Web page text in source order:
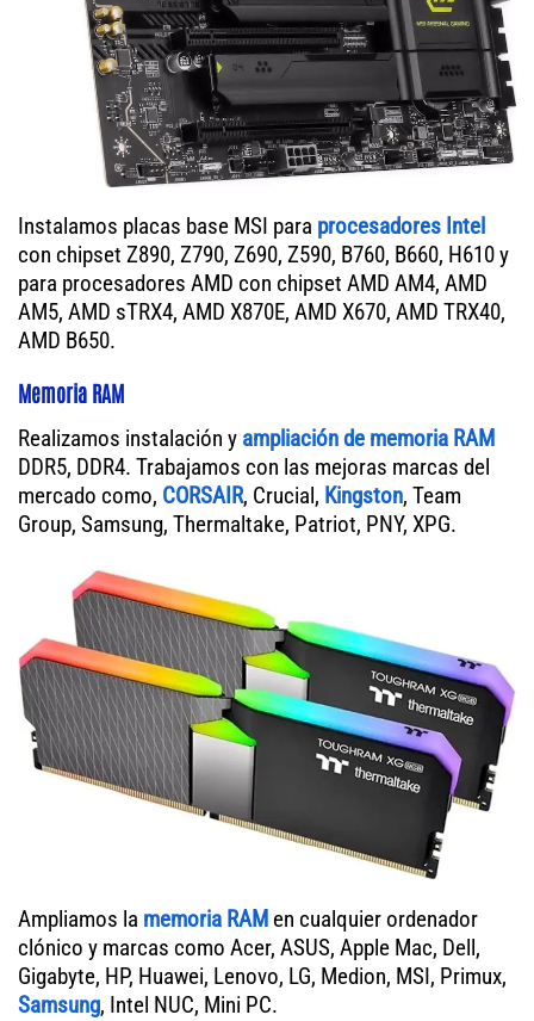
Instalamos placas base MSI para procesadores Intel
con chipset Z890, Z790, Z690, Z590, B760, B660, H610 y
para procesadores AMD con chipset AMD AM4, AMD
AM5, AMD sTRX4, AMD X870E, AMD X670, AMD TRX40,
AMD B650.
Memoria RAM
Realizamos instalación y ampliación de memoria RAM
DDR5, DDR4. Trabajamos con las mejoras marcas del
mercado como, CORSAIR, Crucial, Kingston, Team
Group, Samsung, Thermaltake, Patriot, PNY, XPG.
Ampliamos la memoria RAM en cualquier ordenador
clónico y marcas como Acer, ASUS, Apple Mac, Dell,
Gigabyte, HP, Huawei, Lenovo, LG, Medion, MSI, Primux,
Samsung, Intel NUC, Mini PC.